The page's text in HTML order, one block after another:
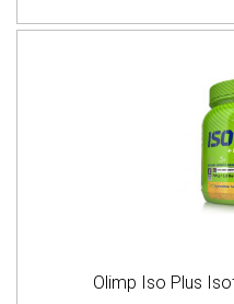
Olimp Iso Plus